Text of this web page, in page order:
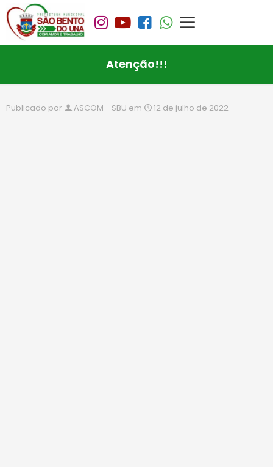
Atenção!!!
Publicado por ASCOM - SBU em 12 de julho de 2022